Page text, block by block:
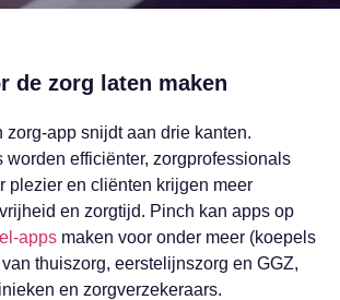
de zorg laten maken
zorg-app snijdt aan drie kanten.
worden efficiënter, zorgprofessionals
plezier en cliënten krijgen meer
en zorgtijd. Pinch kan apps op
apps maken voor onder meer (koepels
thuiszorg, eerstelijnszorg en GGZ,
en zorgverzekeraars.